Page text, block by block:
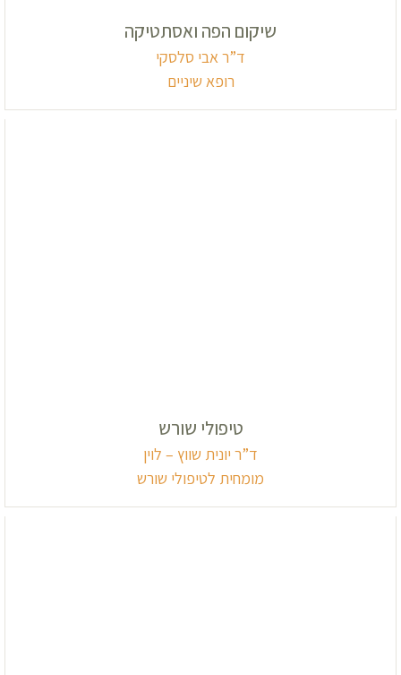
שיקום הפה ואסתטיקה
ד”ר אבי סלסקי
רופא שיניים
טיפולי שורש
ד”ר יונית שווץ – לוין
מומחית לטיפולי שורש